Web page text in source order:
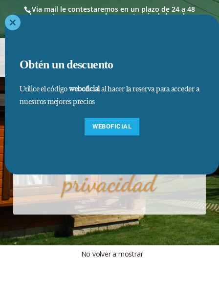
Via mail le contestaremos en un plazo de 24 a 48
horas. Las reservas se hacen a través de la web,
Aviso legal y
privacidad
Close
Obtén un descuento
Utilice el códigoweboficialal hacer la reserva para acceder a
nuestros mejores precios
WEBOFICIAL
No volver a mostrar